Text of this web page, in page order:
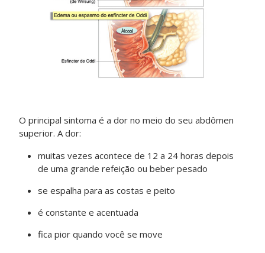
O principal sintoma é a dor no meio do seu abdômen
superior. A dor:
muitas vezes acontece de 12 a 24 horas depois
de uma grande refeição ou beber pesado
se espalha para as costas e peito
é constante e acentuada
fica pior quando você se move